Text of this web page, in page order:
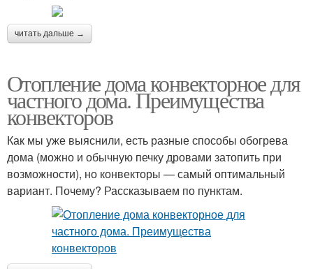
читать дальше →
Отопление дома конвекторное для
частного дома. Преимущества
конвекторов
Как мы уже выяснили, есть разные способы обогрева
дома (можно и обычную печку дровами затопить при
возможности), но конвекторы — самый оптимальный
вариант. Почему? Рассказываем по пунктам.